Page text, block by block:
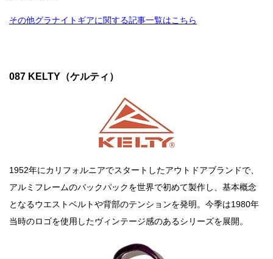
その他グラナイトギアに関する記事一覧はこちら
087 KELTY（ケルティ）
1952年にカリフォルニアでスタートしたアウトドアブランドで、
アルミフレームのバックパックを世界で初めて製作し、基本概念
となるウエストベルトや背部のテンションを発明。今季は1980年
当時のロゴを使用したヴィンテージ感のあるシリーズを展開。